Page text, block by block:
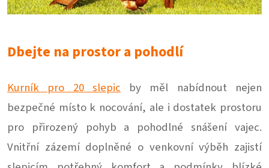
Dbejte na prostor a pohodlí
Kurník pro 20 slepicby měl nabídnout nejen
bezpečné místo k nocování, ale i dostatek prostoru
pro přirozený pohyb a pohodlné snášení vajec.
Vnitřní zázemí doplněné o venkovní výběh zajistí